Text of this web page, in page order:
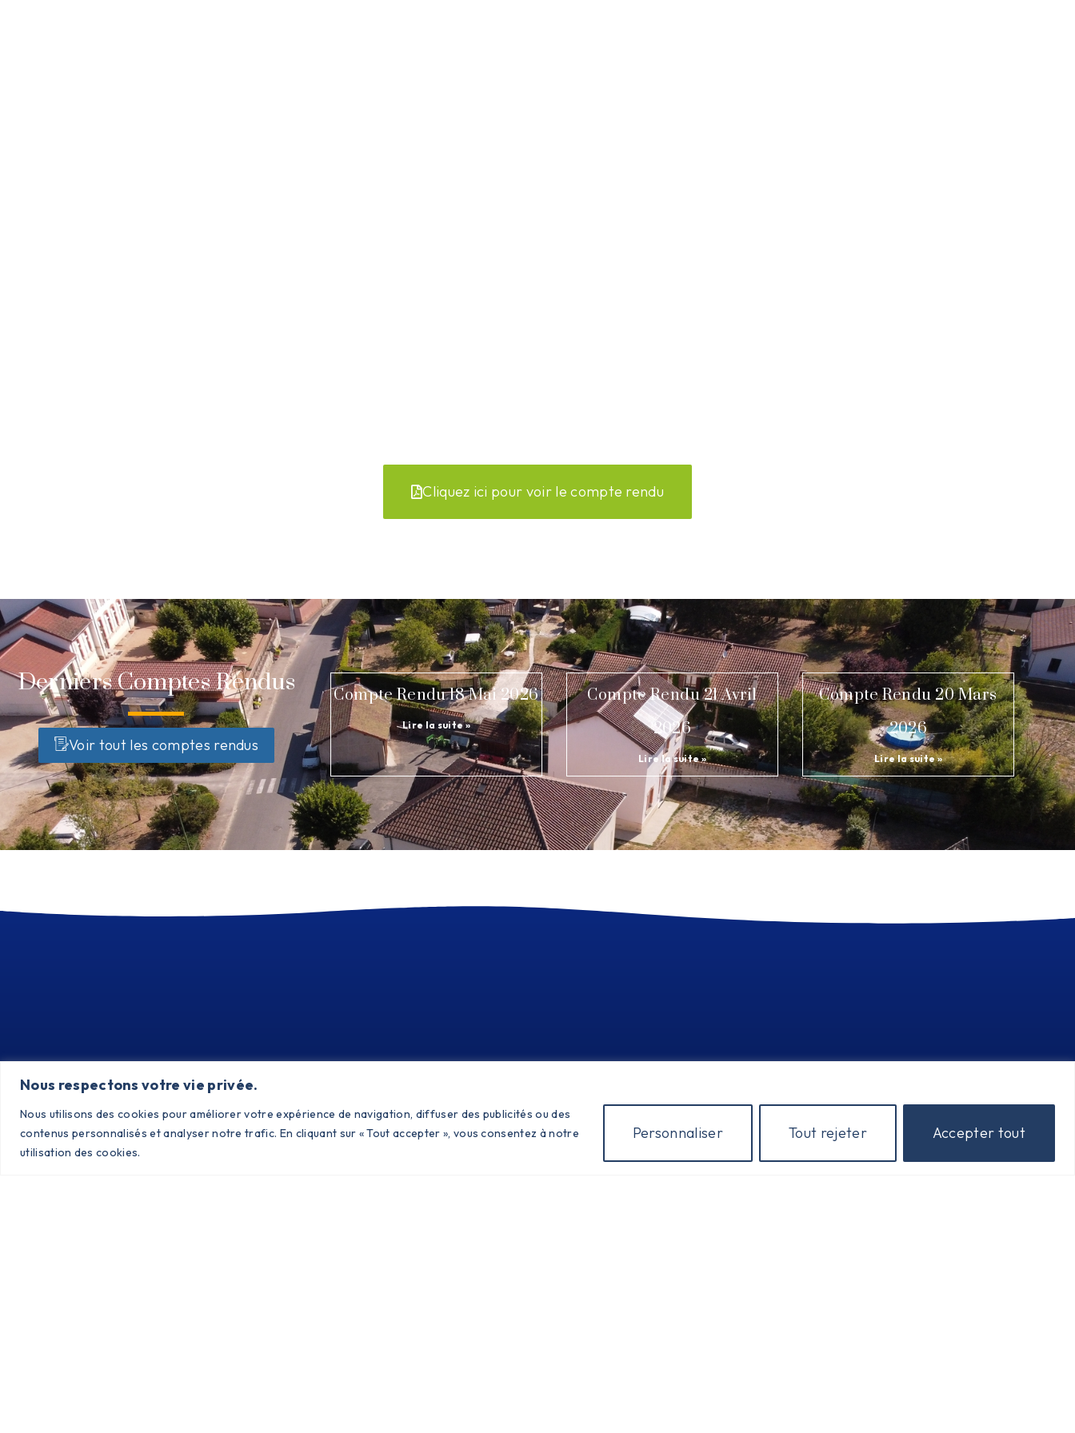
Nous respectons votre vie privée.
Nous utilisons des cookies pour améliorer votre expérience de navigation, diffuser des publicités ou des
contenus personnalisés et analyser notre trafic. En cliquant sur « Tout accepter », vous consentez à notre
utilisation des cookies.
Personnaliser Tout rejeter Accepter tout
Cliquez ici pour voir le compte rendu
Derniers Comptes Rendus
Voir tout les comptes rendus
Compte Rendu 18 Mai 2026
Lire la suite »
Compte Rendu 21 Avril
2026
Lire la suite »
Compte Rendu 20 Mars
2026
Lire la suite »
Nous Contacter Infos Pratiques Horaires D'ouverture